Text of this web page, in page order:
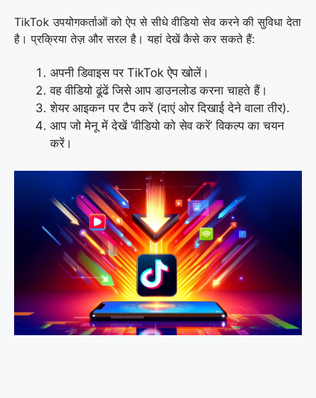
TikTok उपयोगकर्ताओं को ऐप से सीधे वीडियो सेव करने की सुविधा देता
है। प्रक्रिया तेज़ और सरल है। यहां देखें कैसे कर सकते हैं:
अपनी डिवाइस पर TikTok ऐप खोलें।
वह वीडियो ढूंढें जिसे आप डाउनलोड करना चाहते हैं।
शेयर आइकन पर टैप करें (दाएं ओर दिखाई देने वाला तीर).
आप जो मेनू में देखें ‘वीडियो को सेव करें’ विकल्प का चयन
करें।